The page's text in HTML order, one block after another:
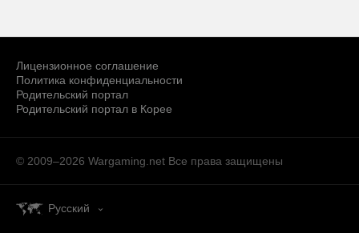
Лицензионное соглашение
Политика конфиденциальности
Родительский портал
Родительский портал в Корее
© 2009–2026 Wargaming.net Все права защищены
Русский